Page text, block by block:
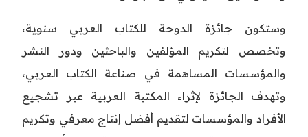
وستكون جائزة الدوحة للكتاب العربي سنوية،
وتخصص لتكريم المؤلفين والباحثين ودور النشر
والمؤسسات المساهمة في صناعة الكتاب العربي،
وتهدف الجائزة لإثراء المكتبة العربية عبر تشجيع
الأفراد والمؤسسات لتقديم أفضل إنتاج معرفي وتكريم